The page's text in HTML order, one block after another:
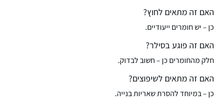
האם זה מתאים לחוץ?
כן – יש חומרים ייעודיים.
האם זה פוגע בסילר?
חלק מהחומרים כן – חשוב לבדוק.
האם זה מתאים לשיפוצים?
כן – במיוחד להסרת שאריות בנייה.